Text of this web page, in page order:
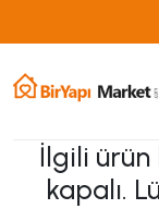
İlgili ürün
kapalı.